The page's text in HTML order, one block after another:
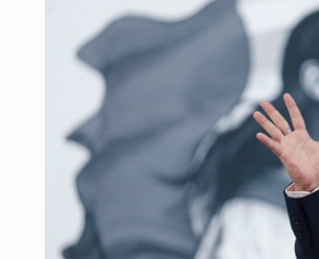
Reporta 627
SSPC, participa en
Proponen consulta
Identifican a más
Capturan a